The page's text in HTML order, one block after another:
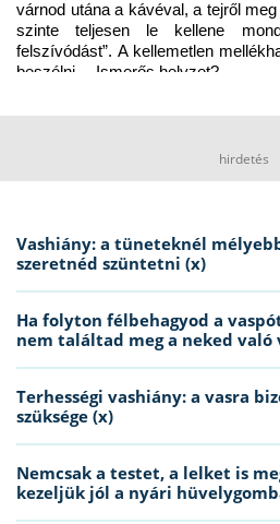
várnod utána a kávéval, a tejről
szinte teljesen le kellene
felszívódást”. A kellemetlen
beszélni… Ismerős helyzet?
hirdetés
Vashiány: a tüneteknél
szeretnéd szüntetni (x)
Ha folyton félbehagyod a
nem találtad meg a neked való
Terhességi vashiány: a vasra
szüksége (x)
Nemcsak a testet, a lelket is
kezeljük jól a nyári